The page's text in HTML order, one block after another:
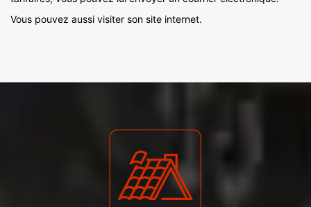
Vous pouvez aussi visiter son site internet.